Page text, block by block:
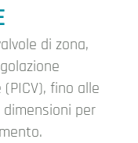
di zona,
fino alle
per